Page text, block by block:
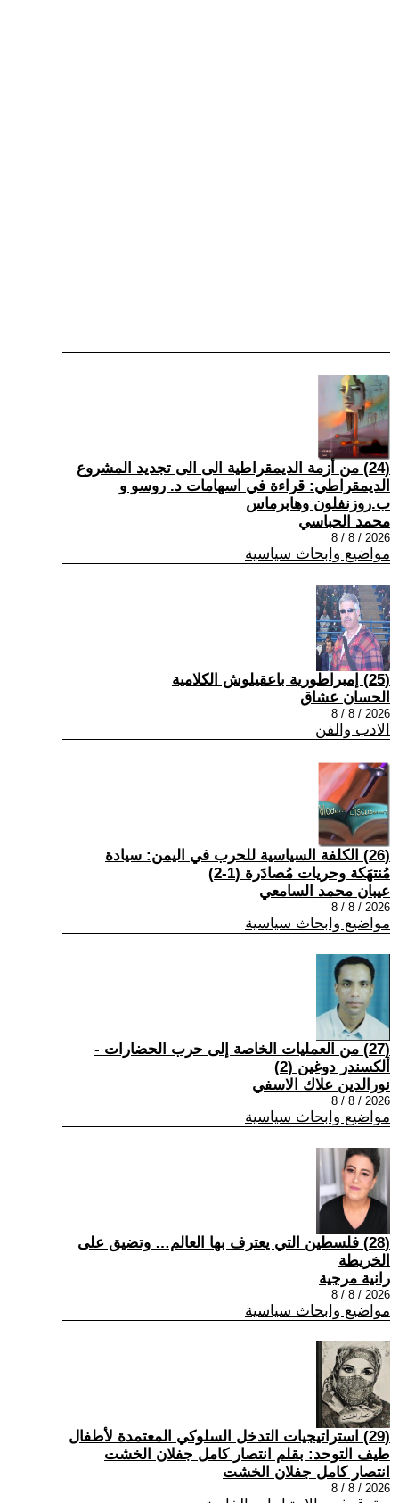
(24) من أزمة الديمقراطية الى الى تجديد المشروع
الديمقراطي: قراءة في اسهامات د. روسو و
ب.روزنفلون وهابرماس
محمد الحباسي
2026 / 8 / 8
مواضيع وابحاث سياسية
(25) إمبراطورية باعقيلوش الكلامية
الحسان عشاق
2026 / 8 / 8
الادب والفن
(26) الكلفة السياسية للحرب في اليمن: سيادة
مُنتهَكة وحريات مُصادَرة (1-2)
عيبان محمد السامعي
2026 / 8 / 8
مواضيع وابحاث سياسية
(27) من العمليات الخاصة إلى حرب الحضارات -
ألكسندر دوغين (2)
نورالدين علاك الاسفي
2026 / 8 / 8
مواضيع وابحاث سياسية
(28) فلسطين التي يعترف بها العالم… وتضيق على
الخريطة
رانية مرجية
2026 / 8 / 8
مواضيع وابحاث سياسية
(29) استراتيجيات التدخل السلوكي المعتمدة لأطفال
طيف التوحد: بقلم انتصار كامل جفلان الخشت
انتصار كامل جفلان الخشت
2026 / 8 / 8